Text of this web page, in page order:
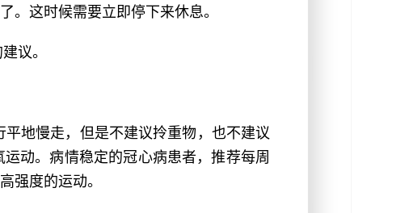
。这时候需要立即停下来休息。
议。
地慢走，但是不建议拎重物，也不建议
动。病情稳定的冠心病患者，推荐每周
强度的运动。